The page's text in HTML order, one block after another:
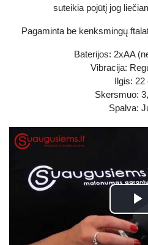
suteikia pojūtį jog
Pagaminta be kenksmingų
Baterijos: 2xAA
Vibracija:
Ilgis: 22
Skersmuo:
Spalva: